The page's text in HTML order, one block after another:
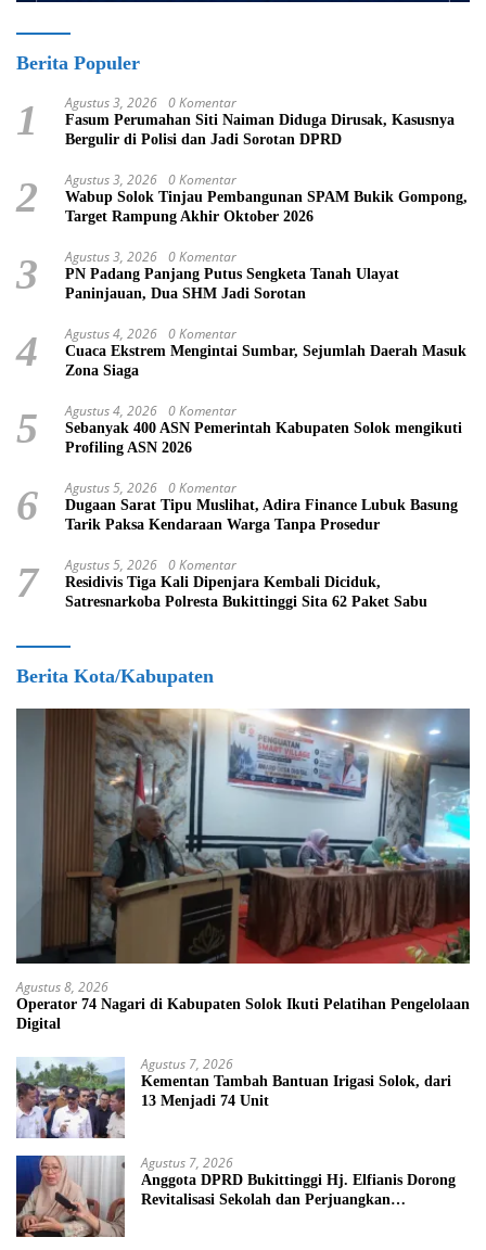
Berita Populer
1 Agustus 3, 2026 0 Komentar
Fasum Perumahan Siti Naiman Diduga Dirusak, Kasusnya
Bergulir di Polisi dan Jadi Sorotan DPRD
2 Agustus 3, 2026 0 Komentar
Wabup Solok Tinjau Pembangunan SPAM Bukik Gompong,
Target Rampung Akhir Oktober 2026
3 Agustus 3, 2026 0 Komentar
PN Padang Panjang Putus Sengketa Tanah Ulayat
Paninjauan, Dua SHM Jadi Sorotan
4 Agustus 4, 2026 0 Komentar
Cuaca Ekstrem Mengintai Sumbar, Sejumlah Daerah Masuk
Zona Siaga
5 Agustus 4, 2026 0 Komentar
Sebanyak 400 ASN Pemerintah Kabupaten Solok mengikuti
Profiling ASN 2026
6 Agustus 5, 2026 0 Komentar
Dugaan Sarat Tipu Muslihat, Adira Finance Lubuk Basung
Tarik Paksa Kendaraan Warga Tanpa Prosedur
7 Agustus 5, 2026 0 Komentar
Residivis Tiga Kali Dipenjara Kembali Diciduk,
Satresnarkoba Polresta Bukittinggi Sita 62 Paket Sabu
Berita Kota/Kabupaten
Agustus 8, 2026
Operator 74 Nagari di Kabupaten Solok Ikuti Pelatihan Pengelolaan
Digital
Agustus 7, 2026
Kementan Tambah Bantuan Irigasi Solok, dari
13 Menjadi 74 Unit
Agustus 7, 2026
Anggota DPRD Bukittinggi Hj. Elfianis Dorong
Revitalisasi Sekolah dan Perjuangkan